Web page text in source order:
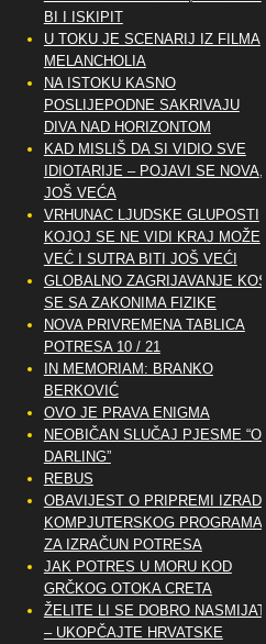
BI I ISKIPIT
U TOKU JE SCENARIJ IZ FILMA
MELANCHOLIA
NA ISTOKU KASNO
POSLIJEPODNE SAKRIVAJU
DIVA NAD HORIZONTOM
KAD MISLIŠ DA SI VIDIO SVE
IDIOTARIJE – POJAVI SE NOVA,..
JOŠ VEĆA
VRHUNAC LJUDSKE GLUPOSTI
KOJOJ SE NE VIDI KRAJ MOŽE
VEĆ I SUTRA BITI JOŠ VEĆI
GLOBALNO ZAGRIJAVANJE KOSI
SE SA ZAKONIMA FIZIKE
NOVA PRIVREMENA TABLICA
POTRESA 10 / 21
IN MEMORIAM: BRANKO
BERKOVIĆ
OVO JE PRAVA ENIGMA
NEOBIČAN SLUČAJ PJESME “OH
DARLING”
REBUS
OBAVIJEST O PRIPREMI IZRADE
KOMPJUTERSKOG PROGRAMA
ZA IZRAČUN POTRESA
JAK POTRES U MORU KOD
GRČKOG OTOKA CRETA
ŽELITE LI SE DOBRO NASMIJATI
– UKOPČAJTE HRVATSKE